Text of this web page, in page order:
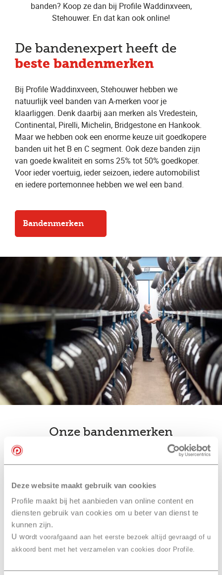
Deze website maakt gebruik van cookies
Profile maakt bij het aanbieden van online content en
diensten gebruik van cookies om u beter van dienst te
kunnen zijn.
U wordt voorafgaand aan het eerste bezoek altijd gevraagd of u
akkoord bent met het verzamelen van cookies door Profile.
banden? Koop ze dan bij Profile Waddinxveen,
Stehouwer. En dat kan ook online!
De bandenexpert heeft de
beste bandenmerken
Bij Profile Waddinxveen, Stehouwer hebben we
natuurlijk veel banden van A-merken voor je
klaarliggen. Denk daarbij aan merken als Vredestein,
Continental, Pirelli, Michelin, Bridgestone en Hankook.
Maar we hebben ook een enorme keuze uit goedkopere
banden uit het B en C segment. Ook deze banden zijn
van goede kwaliteit en soms 25% tot 50% goedkoper.
Voor ieder voertuig, ieder seizoen, iedere automobilist
en iedere portemonnee hebben we wel een band.
Bandenmerken
Onze bandenmerken
Ook slim… jebandenwissel
combinerenmet een
onderhoudsbeurt bij Profile
Waddinxveen, Stehouwer
Combineer je bandenwissel met een onderhoudsbeurt
ofAPK. Je hoeft dan maar één afspraak te maken in
Profile Waddinxveen, Stehouwer te komen. Daarna is je